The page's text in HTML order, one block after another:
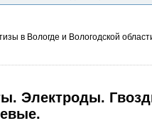
в Вологде и Вологодской
Электроды.